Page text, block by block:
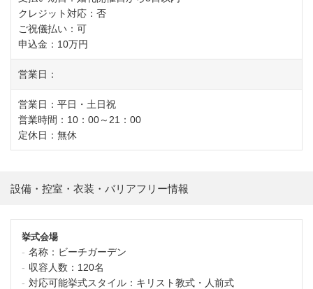
クレジット対応：否
ご祝儀払い：可
申込金：10万円
営業日：
営業日：平日・土日祝
営業時間：10：00～21：00
定休日：無休
設備・控室・衣装・バリアフリー情報
挙式会場
名称： ビーチガーデン
収容人数： 120名
対応可能挙式スタイル： キリスト教式・人前式